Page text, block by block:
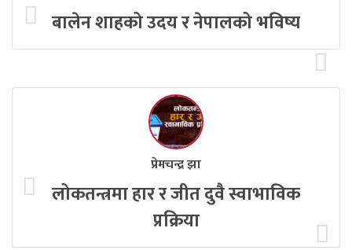
बालेन शाहको उदय र नेपालको भविष्य
प्रेमचन्द्र झा
लोकतन्त्रमा हार र जीत दुवै स्वाभाविक
प्रक्रिया